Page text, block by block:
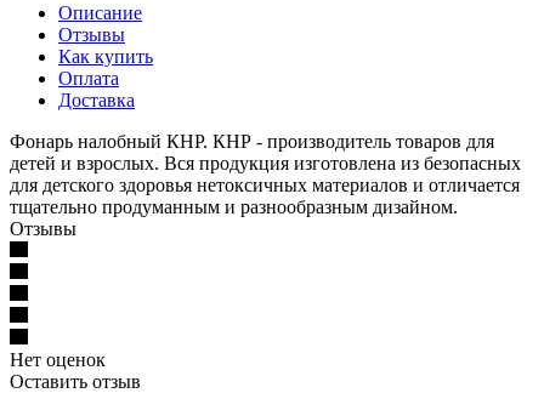
Описание
Отзывы
Как купить
Оплата
Доставка
Фонарь налобный КНР. КНР - производитель товаров для
детей и взрослых. Вся продукция изготовлена из безопасных
для детского здоровья нетоксичных материалов и отличается
тщательно продуманным и разнообразным дизайном.
Отзывы
Нет оценок
Оставить отзыв